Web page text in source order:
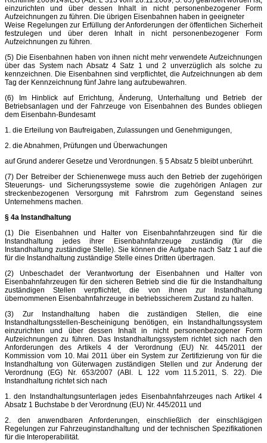
einzurichten und über dessen Inhalt in nicht personenbezogener Form
Aufzeichnungen zu führen. Die übrigen Eisenbahnen haben in geeigneter
Weise Regelungen zur Erfüllung der Anforderungen der öffentlichen Sicherheit
festzulegen und über deren Inhalt in nicht personenbezogener Form
Aufzeichnungen zu führen.
(5) Die Eisenbahnen haben von ihnen nicht mehr verwendete Aufzeichnungen
über das System nach Absatz 4 Satz 1 und 2 unverzüglich als solche zu
kennzeichnen. Die Eisenbahnen sind verpflichtet, die Aufzeichnungen ab dem
Tag der Kennzeichnung fünf Jahre lang aufzubewahren.
(6) Im Hinblick auf Errichtung, Änderung, Unterhaltung und Betrieb der
Betriebsanlagen und der Fahrzeuge von Eisenbahnen des Bundes obliegen
dem Eisenbahn-Bundesamt
1. die Erteilung von Baufreigaben, Zulassungen und Genehmigungen,
2. die Abnahmen, Prüfungen und Überwachungen
auf Grund anderer Gesetze und Verordnungen. § 5 Absatz 5 bleibt unberührt.
(7) Der Betreiber der Schienenwege muss auch den Betrieb der zugehörigen
Steuerungs- und Sicherungssysteme sowie die zugehörigen Anlagen zur
streckenbezogenen Versorgung mit Fahrstrom zum Gegenstand seines
Unternehmens machen.
§ 4a Instandhaltung
(1) Die Eisenbahnen und Halter von Eisenbahnfahrzeugen sind für die
Instandhaltung jedes ihrer Eisenbahnfahrzeuge zuständig (für die
Instandhaltung zuständige Stelle). Sie können die Aufgabe nach Satz 1 auf die
für die Instandhaltung zuständige Stelle eines Dritten übertragen.
(2) Unbeschadet der Verantwortung der Eisenbahnen und Halter von
Eisenbahnfahrzeugen für den sicheren Betrieb sind die für die Instandhaltung
zuständigen Stellen verpflichtet, die von ihnen zur Instandhaltung
übernommenen Eisenbahnfahrzeuge in betriebssicherem Zustand zu halten.
(3) Zur Instandhaltung haben die zuständigen Stellen, die eine
Instandhaltungsstellen-Bescheinigung benötigen, ein Instandhaltungssystem
einzurichten und über dessen Inhalt in nicht personenbezogener Form
Aufzeichnungen zu führen. Das Instandhaltungssystem richtet sich nach den
Anforderungen des Artikels 4 der Verordnung (EU) Nr. 445/2011 der
Kommission vom 10. Mai 2011 über ein System zur Zertifizierung von für die
Instandhaltung von Güterwagen zuständigen Stellen und zur Änderung der
Verordnung (EG) Nr. 653/2007 (ABl. L 122 vom 11.5.2011, S. 22). Die
Instandhaltung richtet sich nach
1. den Instandhaltungsunterlagen jedes Eisenbahnfahrzeuges nach Artikel 4
Absatz 1 Buchstabe b der Verordnung (EU) Nr. 445/2011 und
2. den anwendbaren Anforderungen, einschließlich der einschlägigen
Regelungen zur Fahrzeuginstandhaltung und der technischen Spezifikationen
für die Interoperabilität.